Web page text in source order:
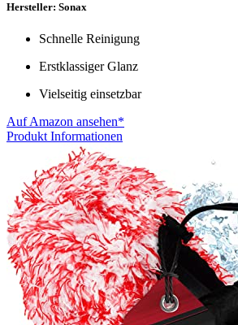
Hersteller: Sonax
Schnelle Reinigung
Erstklassiger Glanz
Vielseitig einsetzbar
Auf Amazon ansehen*
Produkt Informationen